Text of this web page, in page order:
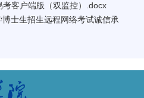
考客户端版（双监控）.docx
士生招生远程网络考试诚信承